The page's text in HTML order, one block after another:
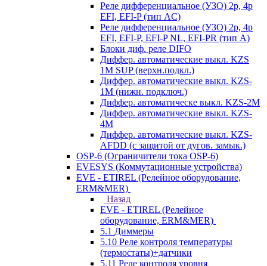
Реле дифференциальное (УЗО) 2р, 4р
EFI, EFI-P (тип AС)
Реле дифференциальное (УЗО) 2р, 4р
EFI, EFI-P, EFI-P NL, EFI-PR (тип A)
Блоки диф. реле DIFO
Диффер. автоматические выкл. KZS
1M SUP (верхн.подкл.)
Диффер. автоматические выкл. KZS-
1M (нижн. подключ.)
Диффер. автоматическе выкл. KZS-2M
Диффер. автоматические выкл. KZS-
4M
Диффер. автоматические выкл. KZS-
AFDD (с защитой от дугов. замык.)
OSP-6 (Ограничители тока OSP-6)
EVESYS (Коммутационные устройства)
EVE - ETIREL (Релейное оборудование,
ERM&MER)
Назад
EVE - ETIREL (Релейное
оборудование, ERM&MER)
5.1 Диммеры
5.10 Реле контроля температуры
(термостаты)+датчики
5.11 Реле контроля уровня